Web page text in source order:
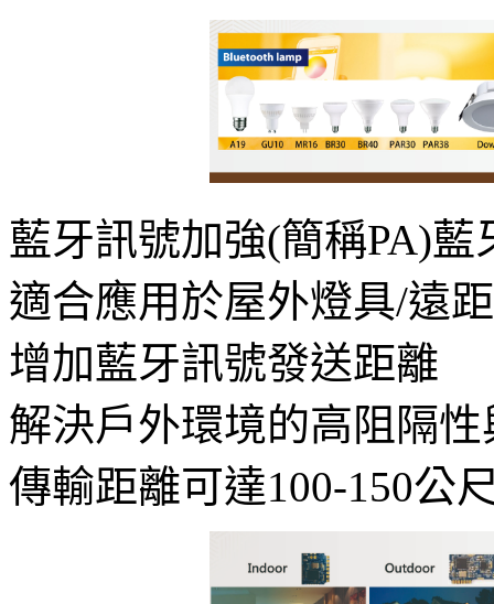
藍牙訊號加強(簡稱PA)藍
適合應用於屋外燈具/遠
增加藍牙訊號發送距離
解決戶外環境的高阻隔
傳輸距離可達100-150公